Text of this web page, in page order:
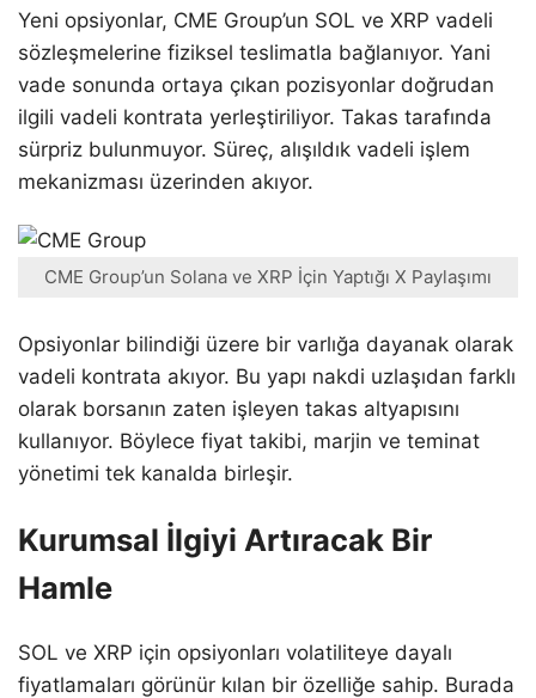
Yeni opsiyonlar, CME Group’un SOL ve XRP vadeli
sözleşmelerine fiziksel teslimatla bağlanıyor. Yani
vade sonunda ortaya çıkan pozisyonlar doğrudan
ilgili vadeli kontrata yerleştiriliyor. Takas tarafında
sürpriz bulunmuyor. Süreç, alışıldık vadeli işlem
mekanizması üzerinden akıyor.
CME Group’un Solana ve XRP İçin Yaptığı X Paylaşımı
Opsiyonlar bilindiği üzere bir varlığa dayanak olarak
vadeli kontrata akıyor. Bu yapı nakdi uzlaşıdan farklı
olarak borsanın zaten işleyen takas altyapısını
kullanıyor. Böylece fiyat takibi, marjin ve teminat
yönetimi tek kanalda birleşir.
Kurumsal İlgiyi Artıracak Bir
Hamle
SOL ve XRP için opsiyonları volatiliteye dayalı
fiyatlamaları görünür kılan bir özelliğe sahip. Burada